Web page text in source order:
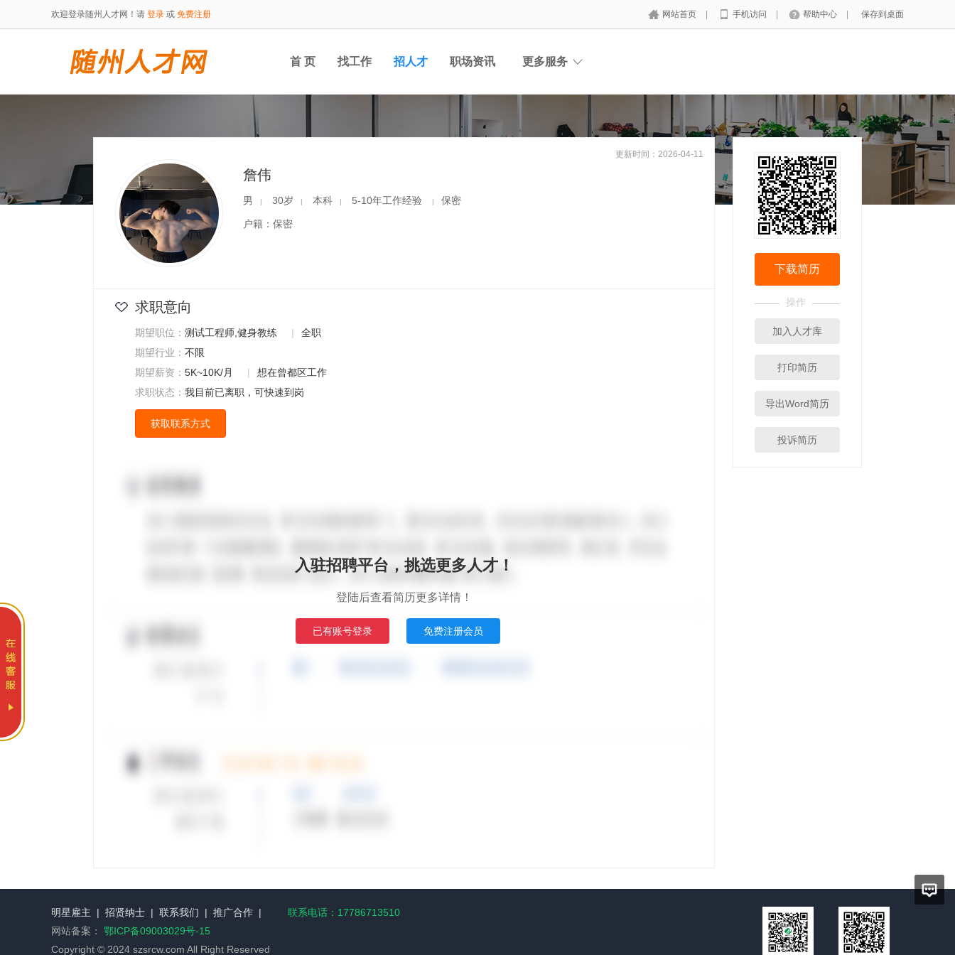
欢迎登录随州人才网！请 登录 或 免费注册 网站首页 手机访问 帮助中心 保存到桌面
首 页 找工作 招人才 职场资讯 更多服务
更新时间：2026-04-11
詹伟
男 | 30岁 | 本科 | 5-10年工作经验 | 保密
户籍：保密
求职意向
期望职位： 测试工程师,健身教练 |
全职
期望行业： 不限
期望薪资： 5K~10K/月 |
想在曾都区工作
求职状态： 我目前已离职，可快速到岗
获取联系方式
入驻招聘平台，挑选更多人才！
登陆后查看简历更多详情！
已有账号登录 免费注册会员
下载简历
操作
加入人才库
打印简历
导出Word简历
投诉简历
明星雇主 | 招贤纳士 | 联系我们 | 推广合作 |
联系电话：17786713510
网站备案： 鄂ICP备09003029号-15
Copyright © 2024 szsrcw.com All Right Reserved